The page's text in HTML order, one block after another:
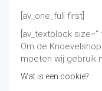
[av_one_full first]
[av_textblock size=”
Om de
moeten wij gebruik
Wat is een cookie?